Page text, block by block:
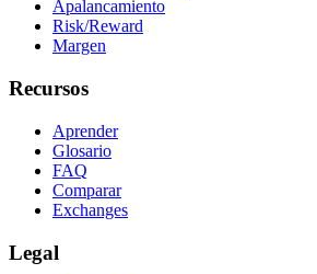
Apalancamiento
Risk/Reward
Margen
Recursos
Aprender
Glosario
FAQ
Comparar
Exchanges
Legal